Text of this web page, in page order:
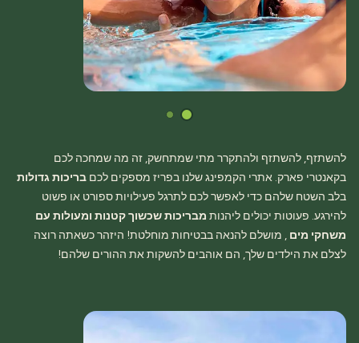
להשתזף, להשתזף ולהתקרר מתי שמתחשק, זה מה שמחכה לכם
בקאנטרי פארק. אתרי הקמפינג שלנו בפריז מספקים לכם בריכות גדולות
בלב השטח שלהם כדי לאפשר לכם לתרגל פעילויות ספורט או פשוט
להירגע. פעוטות יכולים ליהנות מבריכות שכשוך קטנות ומעולות עם
משחקי מים , מושלם להנאה בבטיחות מוחלטת! היזהר כשאתה רוצה
לצלם את הילדים שלך, הם אוהבים להשקות את ההורים שלהם!